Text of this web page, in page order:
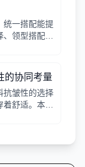
统一搭配能提
领型搭配、
的协同考量
抗皱性的选择
舒适。本文